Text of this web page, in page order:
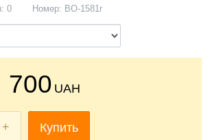
0 Номер: BO-1581r
700 UAH
+ Купить